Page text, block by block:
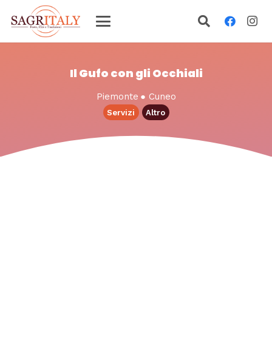
Il Gufo con gli Occhiali
Piemonte ● Cuneo
Servizi Altro